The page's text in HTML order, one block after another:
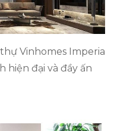
Vinhomes Imperia
hiện đại và đầy ấn